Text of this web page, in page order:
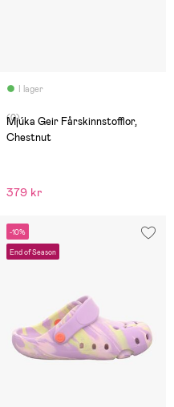
I lager
(0)
Mjúka Geir Fårskinnstofflor,
Chestnut
379 kr
-10%
End of Season